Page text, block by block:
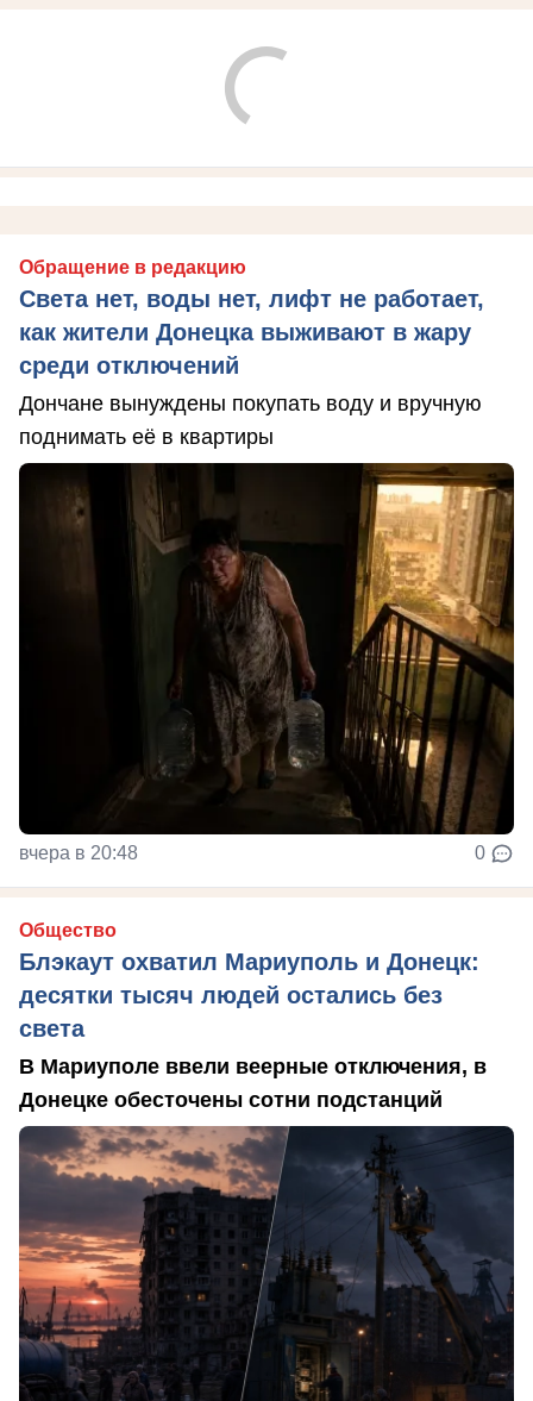
Обращение в редакцию
Света нет, воды нет, лифт не работает,
как жители Донецка выживают в жару
среди отключений
Дончане вынуждены покупать воду и вручную
поднимать её в квартиры
вчера в 20:48 0
Общество
Блэкаут охватил Мариуполь и Донецк:
десятки тысяч людей остались без
света
В Мариуполе ввели веерные отключения, в
Донецке обесточены сотни подстанций